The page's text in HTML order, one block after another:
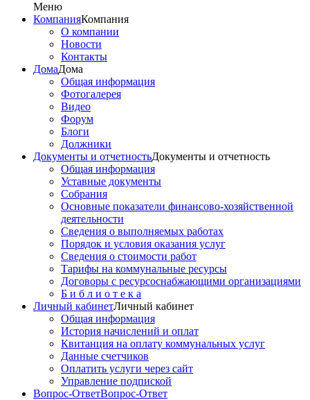
Меню
КомпанияКомпания
О компании
Новости
Контакты
ДомаДома
Общая информация
Фотогалерея
Видео
Форум
Блоги
Должники
Документы и отчетностьДокументы и отчетность
Общая информация
Уставные документы
Собрания
Основные показатели финансово-хозяйственной
деятельности
Сведения о выполняемых работах
Порядок и условия оказания услуг
Сведения о стоимости работ
Тарифы на коммунальные ресурсы
Договоры c ресурсоснабжающими организациями
Б и б л и о т е к а
Личный кабинетЛичный кабинет
Общая информация
История начислений и оплат
Квитанция на оплату коммунальных услуг
Данные счетчиков
Оплатить услуги через сайт
Управление подпиской
Вопрос-ОтветВопрос-Ответ